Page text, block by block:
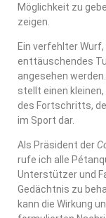
Möglichkeit zu
zeigen.
Ein verfehlter
enttäuschendes
angesehen
stellt einen
des Fortschritts,
im Sport dar.
Als Präsident der
rufe ich alle
Unterstützer und
Gedächtnis zu
kann die Wirkung